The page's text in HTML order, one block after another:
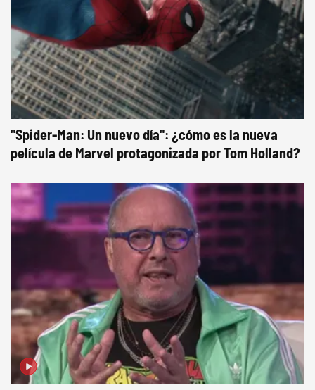
"Spider-Man: Un nuevo día": ¿cómo es la nueva
película de Marvel protagonizada por Tom Holland?